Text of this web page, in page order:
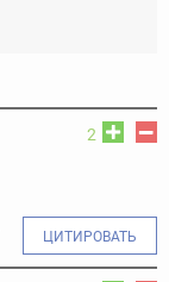
2
ЦИТИРОВАТЬ